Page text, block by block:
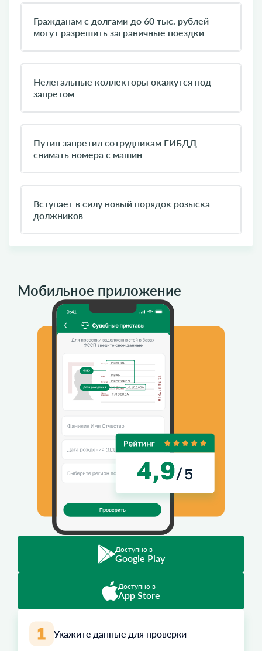
Гражданам с долгами до 60 тыс. рублей
могут разрешить заграничные поездки
Нелегальные коллекторы окажутся под
запретом
Путин запретил сотрудникам ГИБДД
снимать номера с машин‍
Вступает в силу новый порядок розыска
должников
Мобильное приложение
Укажите данные для проверки
Доступно в
Google Play
Доступно в
App Store